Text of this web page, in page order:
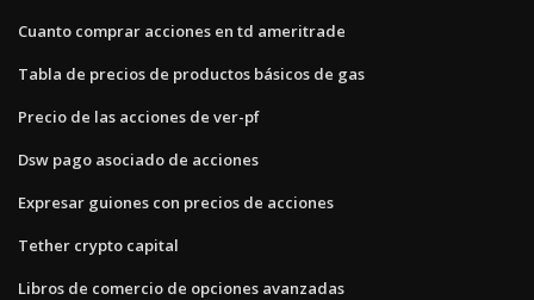
Cuanto comprar acciones en td ameritrade
Tabla de precios de productos básicos de gas
Precio de las acciones de ver-pf
Dsw pago asociado de acciones
Expresar guiones con precios de acciones
Tether crypto capital
Libros de comercio de opciones avanzadas